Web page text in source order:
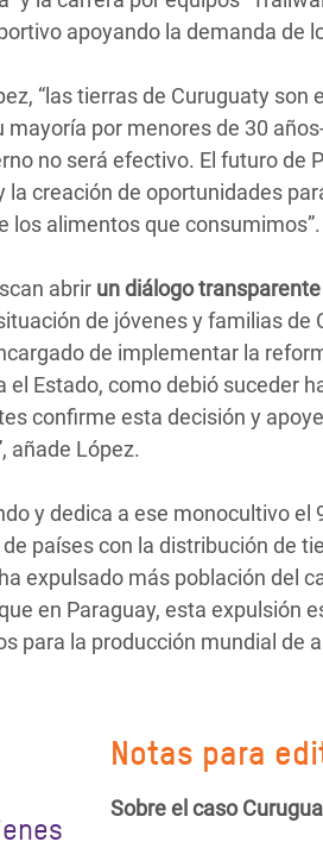
apoyando la demanda de
“las tierras de Curuguaty son
por menores de 30
no será efectivo. El futuro de
creación de oportunidades
los alimentos que consumimos”.
abrir un diálogo
de jóvenes y familias de
de implementar la
Estado, como debió suceder
confirme esta decisión y
añade López.
y dedica a ese monocultivo el
países con la distribución de
expulsado más población del
en Paraguay, esta expulsión
para la producción mundial de
Notas para
Sobre el caso